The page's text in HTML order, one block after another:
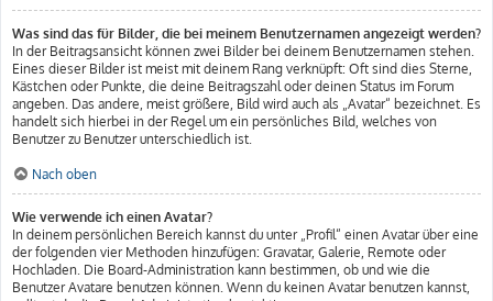
Was sind das für Bilder, die bei meinem Benutzernamen angezeigt werden?
In der Beitragsansicht können zwei Bilder bei deinem Benutzernamen stehen.
Eines dieser Bilder ist meist mit deinem Rang verknüpft: Oft sind dies Sterne,
Kästchen oder Punkte, die deine Beitragszahl oder deinen Status im Forum
angeben. Das andere, meist größere, Bild wird auch als „Avatar“ bezeichnet. Es
handelt sich hierbei in der Regel um ein persönliches Bild, welches von
Benutzer zu Benutzer unterschiedlich ist.
Nach oben
Wie verwende ich einen Avatar?
In deinem persönlichen Bereich kannst du unter „Profil“ einen Avatar über eine
der folgenden vier Methoden hinzufügen: Gravatar, Galerie, Remote oder
Hochladen. Die Board-Administration kann bestimmen, ob und wie die
Benutzer Avatare benutzen können. Wenn du keinen Avatar benutzen kannst,